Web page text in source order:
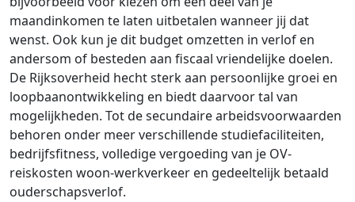
maandinkomen te laten uitbetalen wanneer jij dat
wenst. Ook kun je dit budget omzetten in verlof en
andersom of besteden aan fiscaal vriendelijke doelen.
De Rijksoverheid hecht sterk aan persoonlijke groei en
loopbaanontwikkeling en biedt daarvoor tal van
mogelijkheden. Tot de secundaire arbeidsvoorwaarden
behoren onder meer verschillende studiefaciliteiten,
bedrijfsfitness, volledige vergoeding van je OV-
reiskosten woon-werkverkeer en gedeeltelijk betaald
ouderschapsverlof.